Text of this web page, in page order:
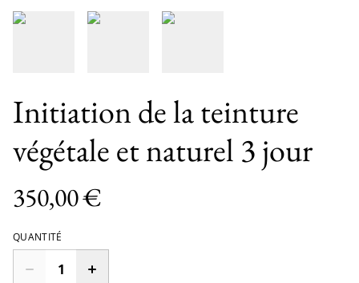
Initiation de la teinture
végétale et naturel 3 jour
350,00 €
QUANTITÉ